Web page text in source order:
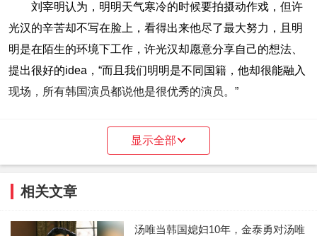
刘宰明认为，明明天气寒冷的时候要拍摄动作戏，但许
光汉的辛苦却不写在脸上，看得出来他尽了最大努力，且明
明是在陌生的环境下工作，许光汉却愿意分享自己的想法、
提出很好的idea，“而且我们明明是不同国籍，他却很能融入
现场，所有韩国演员都说他是很优秀的演员。”
许光汉则称他与朋友都看过刘宰明许多作品，像是《梨
泰院CLASS》、《请回答1988》及《收尸人》等作品，称
他是“OG级”（先驱、教父）般的存在，亲自能够到现场感受
到刘宰明的演技，他觉得非常荣幸，更趁机帮台湾人告白“很
显示全部
相关文章
汤唯当韩国媳妇10年，金泰勇对汤唯